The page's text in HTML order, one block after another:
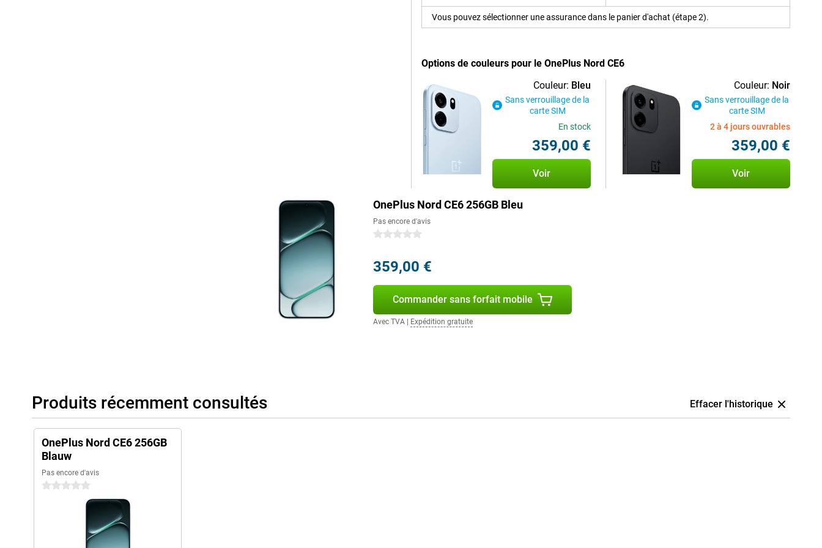
Ajoutez à cela le processeur Snapdragon rapide, 256 Go de stockage et le système d'exploitation
convivial OxygenOS 16, et vous obtenez un smartphone complet, prêt pour le travail, les loisirs et
Vous pouvez sélectionner une assurance dans le panier d'achat (étape 2).
Options de couleurs pour le OnePlus Nord CE6
Couleur: Bleu
Sans verrouillage de la
carte SIM
En stock
359,00 €
Voir
Couleur: Noir
Sans verrouillage de la
carte SIM
2 à 4 jours ouvrables
359,00 €
Voir
OnePlus Nord CE6 256GB Bleu
Pas encore d'avis
0 étoiles
359,00 €
Commander sans forfait mobile
Avec TVA| Expédition gratuite
Produits récemment consultés Effacer l'historique
OnePlus Nord CE6 256GB
Blauw
Pas encore d'avis
0 étoiles